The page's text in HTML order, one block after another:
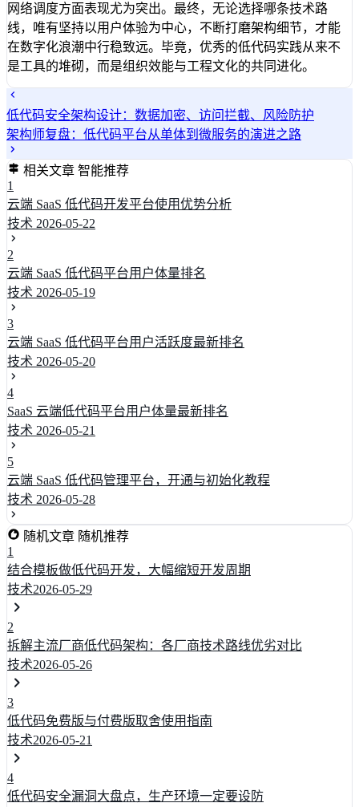
网络调度方面表现尤为突出。最终，无论选择哪条技术路
线，唯有坚持以用户体验为中心，不断打磨架构细节，才能
在数字化浪潮中行稳致远。毕竟，优秀的低代码实践从来不
是工具的堆砌，而是组织效能与工程文化的共同进化。
低代码安全架构设计：数据加密、访问拦截、风险防护
架构师复盘：低代码平台从单体到微服务的演进之路
相关文章 智能推荐
1
云端 SaaS 低代码开发平台使用优势分析
技术 2026-05-22
2
云端 SaaS 低代码平台用户体量排名
技术 2026-05-19
3
云端 SaaS 低代码平台用户活跃度最新排名
技术 2026-05-20
4
SaaS 云端低代码平台用户体量最新排名
技术 2026-05-21
5
云端 SaaS 低代码管理平台，开通与初始化教程
技术 2026-05-28
随机文章 随机推荐
1
结合模板做低代码开发，大幅缩短开发周期
技术2026-05-29
2
拆解主流厂商低代码架构：各厂商技术路线优劣对比
技术2026-05-26
3
低代码免费版与付费版取舍使用指南
技术2026-05-21
4
低代码安全漏洞大盘点，生产环境一定要设防